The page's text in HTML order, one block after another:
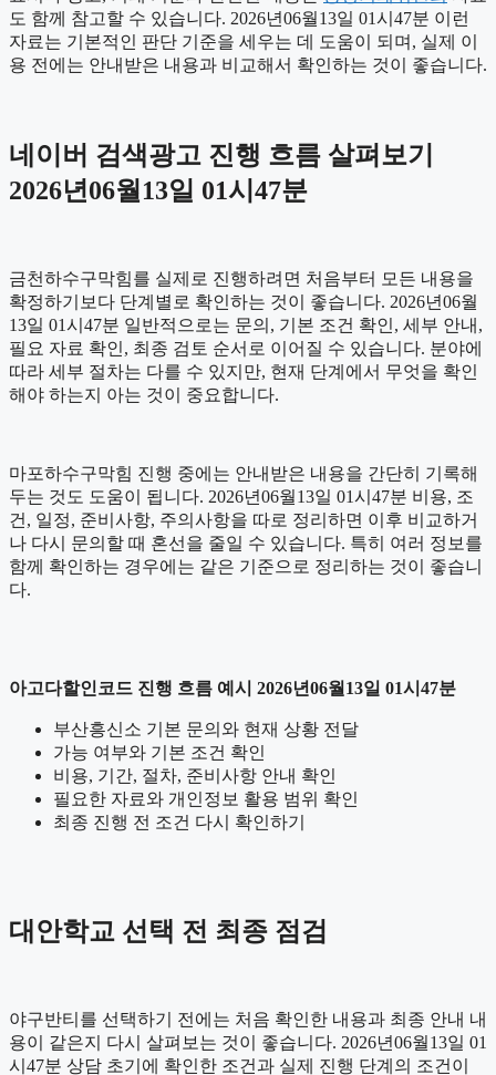
도 함께 참고할 수 있습니다. 2026년06월13일 01시47분 이런
자료는 기본적인 판단 기준을 세우는 데 도움이 되며, 실제 이
용 전에는 안내받은 내용과 비교해서 확인하는 것이 좋습니다.
네이버 검색광고 진행 흐름 살펴보기
2026년06월13일 01시47분
금천하수구막힘를 실제로 진행하려면 처음부터 모든 내용을
확정하기보다 단계별로 확인하는 것이 좋습니다. 2026년06월
13일 01시47분 일반적으로는 문의, 기본 조건 확인, 세부 안내,
필요 자료 확인, 최종 검토 순서로 이어질 수 있습니다. 분야에
따라 세부 절차는 다를 수 있지만, 현재 단계에서 무엇을 확인
해야 하는지 아는 것이 중요합니다.
마포하수구막힘 진행 중에는 안내받은 내용을 간단히 기록해
두는 것도 도움이 됩니다. 2026년06월13일 01시47분 비용, 조
건, 일정, 준비사항, 주의사항을 따로 정리하면 이후 비교하거
나 다시 문의할 때 혼선을 줄일 수 있습니다. 특히 여러 정보를
함께 확인하는 경우에는 같은 기준으로 정리하는 것이 좋습니
다.
아고다할인코드 진행 흐름 예시 2026년06월13일 01시47분
부산흥신소 기본 문의와 현재 상황 전달
가능 여부와 기본 조건 확인
비용, 기간, 절차, 준비사항 안내 확인
필요한 자료와 개인정보 활용 범위 확인
최종 진행 전 조건 다시 확인하기
대안학교 선택 전 최종 점검
야구반티를 선택하기 전에는 처음 확인한 내용과 최종 안내 내
용이 같은지 다시 살펴보는 것이 좋습니다. 2026년06월13일 01
시47분 상담 초기에 확인한 조건과 실제 진행 단계의 조건이